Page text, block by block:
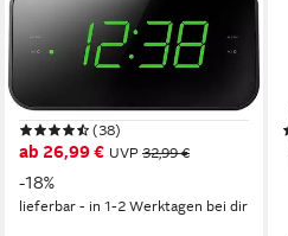
TAR 3306 Radio
Leistung
0,3 kg
(38)
ab 26,99 € UVP 32,99 €
-18%
lieferbar - in 1-2 Werktagen bei dir